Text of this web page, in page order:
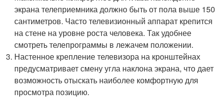
экрана телеприемника должно быть от пола выше 150
сантиметров. Часто телевизионный аппарат крепится
на стене на уровне роста человека. Так удобнее
смотреть телепрограммы в лежачем положении.
Настенное крепление телевизора на кронштейнах
предусматривает смену угла наклона экрана, что дает
возможность отыскать наиболее комфортную для
просмотра позицию.